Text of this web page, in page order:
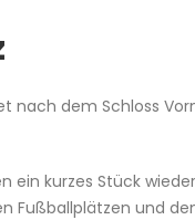
nach dem Schloss
ein kurzes Stück
Fußballplätzen und